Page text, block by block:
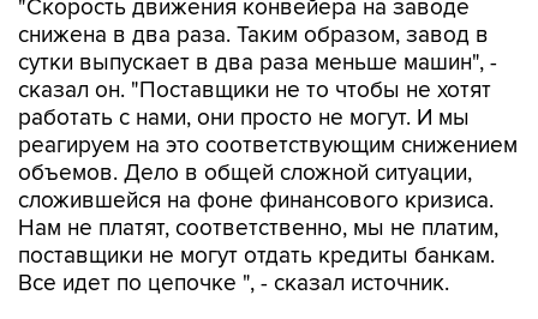
"Скорость движения конвейера на заводе
снижена в два раза. Таким образом, завод в
сутки выпускает в два раза меньше машин", -
сказал он. "Поставщики не то чтобы не хотят
работать с нами, они просто не могут. И мы
реагируем на это соответствующим снижением
объемов. Дело в общей сложной ситуации,
сложившейся на фоне финансового кризиса.
Нам не платят, соответственно, мы не платим,
поставщики не могут отдать кредиты банкам.
Все идет по цепочке ", - сказал источник.